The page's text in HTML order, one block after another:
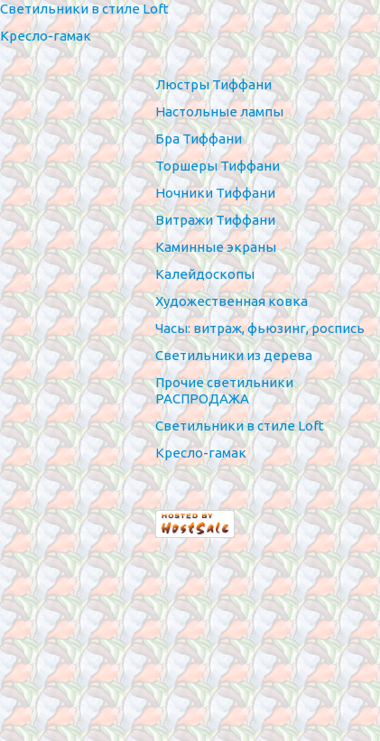
Светильники в стиле Loft
Кресло-гамак
Люстры Тиффани
Настольные лампы
Бра Тиффани
Торшеры Тиффани
Ночники Тиффани
Витражи Тиффани
Каминные экраны
Калейдоскопы
Художественная ковка
Часы: витраж, фьюзинг, роспись
Светильники из дерева
Прочие светильники
РАСПРОДАЖА
Светильники в стиле Loft
Кресло-гамак